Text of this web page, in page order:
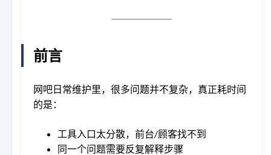
前言
网吧日常维护里，很多问题并不复杂，真正耗时间
的是：
工具入口太分散，前台/顾客找不到
同一个问题需要反复解释步骤